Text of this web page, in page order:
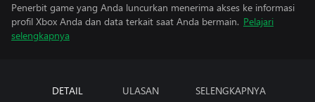
Penerbit game yang Anda luncurkan menerima akses ke informasi
profil Xbox Anda dan data terkait saat Anda bermain. Pelajari
selengkapnya
DETAIL ULASAN SELENGKAPNYA